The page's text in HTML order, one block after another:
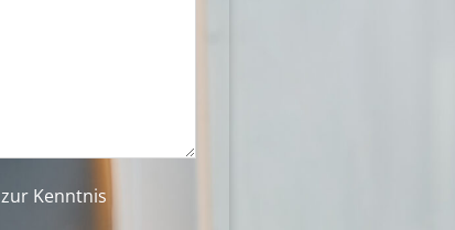
zur Kenntnis